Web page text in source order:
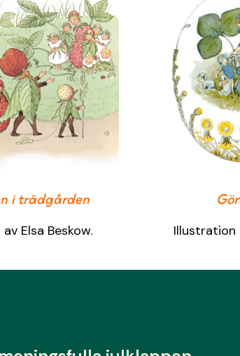
i trädgården
Elsa Beskow. Illustration